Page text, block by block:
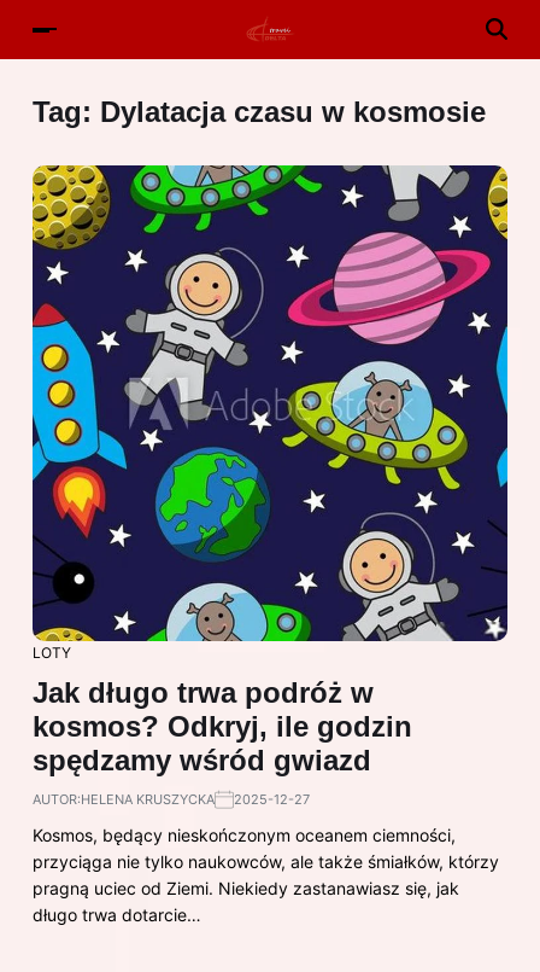
Tag: Dylatacja czasu w kosmosie
LOTY
Jak długo trwa podróż w
kosmos? Odkryj, ile godzin
spędzamy wśród gwiazd
AUTOR:HELENA KRUSZYCKA 2025-12-27
Kosmos, będący nieskończonym oceanem ciemności,
przyciąga nie tylko naukowców, ale także śmiałków, którzy
pragną uciec od Ziemi. Niekiedy zastanawiasz się, jak
długo trwa dotarcie…